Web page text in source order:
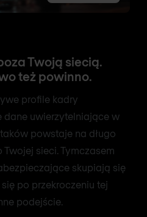
Twoją siecią.
też powinno.
profile kadry
dane uwierzytelniające w
powstaje na długo
sieci. Tymczasem
skupiają się
po przekroczeniu tej
podejście.